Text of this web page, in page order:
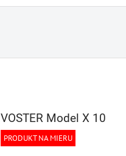
VOSTER Model X 10
PRODUKT NA MIERU